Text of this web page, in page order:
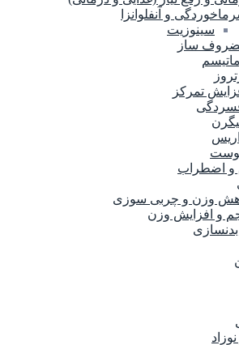
و آنفلوانزا
سینوزیت
ساز
تمرکز
و اضطراب
وزن و چربی سوزی
و افزایش وزن
بدنسازی